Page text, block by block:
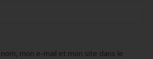
mon e-mail et mon site dans le